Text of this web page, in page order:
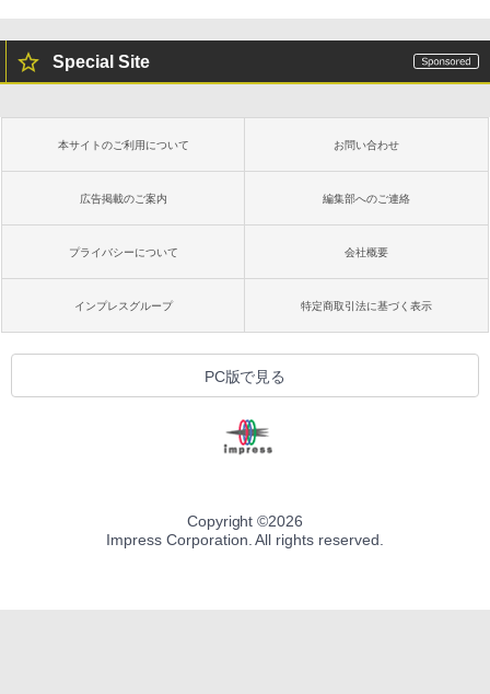
Special Site
本サイトのご利用について お問い合わせ
広告掲載のご案内 編集部へのご連絡
プライバシーについて 会社概要
インプレスグループ 特定商取引法に基づく表示
PC版で見る
Copyright ©2026
Impress Corporation. All rights reserved.